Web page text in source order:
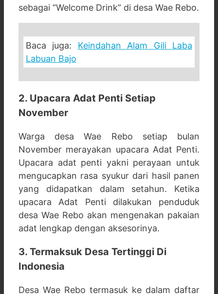
sebagai “Welcome Drink” di desa Wae Rebo.
Baca juga: Keindahan Alam Gili Laba
Labuan Bajo
2. Upacara Adat Penti Setiap
November
Warga desa Wae Rebo setiap bulan
November merayakan upacara Adat Penti.
Upacara adat penti yakni perayaan untuk
mengucapkan rasa syukur dari hasil panen
yang didapatkan dalam setahun. Ketika
upacara Adat Penti dilakukan penduduk
desa Wae Rebo akan mengenakan pakaian
adat lengkap dengan aksesorinya.
3. Termaksuk Desa Tertinggi Di
Indonesia
Desa Wae Rebo termasuk ke dalam daftar